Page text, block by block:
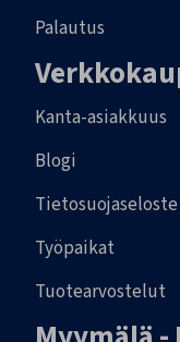
Palautus
Kanta-asiakkuus
Blogi
Tietosuojaseloste
Työpaikat
Tuotearvostelut